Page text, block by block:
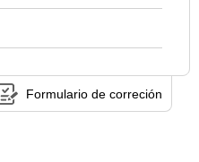
Formulario de correción